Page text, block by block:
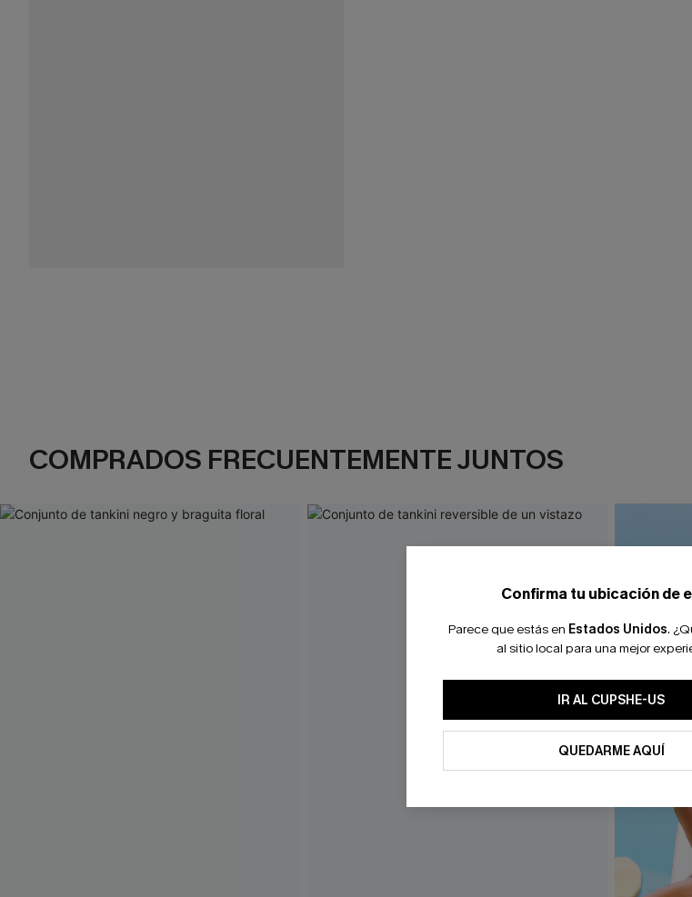
COMPRADOS FRECUENTEMENTE JUNTOS
Confirma tu ubicación de
Parece que estás en Estados Unidos.
al sitio local para una mejor
IR AL CUPSHE-US
QUEDARME AQUÍ